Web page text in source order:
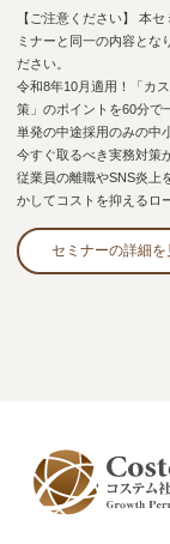
【ご注意ください】 本
ミナーと同一の内容とな
ださい。
令和8年10月適用！「カ
策」のポイントを60分で
単発の中途採用のみの中
今すぐ取るべき実務対策
従業員の離職やSNS炎上
かしてコストを抑えるロ
セミナーの詳細を